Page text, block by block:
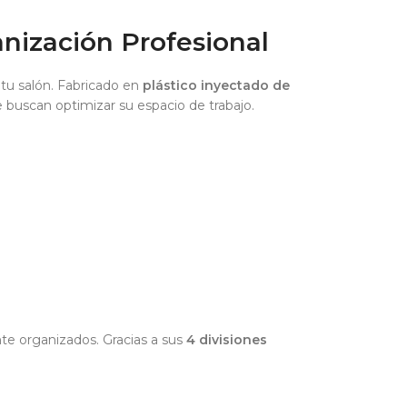
Profesional
salón. Fabricado en plástico inyectado de
optimizar su espacio de trabajo.
organizados. Gracias a sus 4 divisiones